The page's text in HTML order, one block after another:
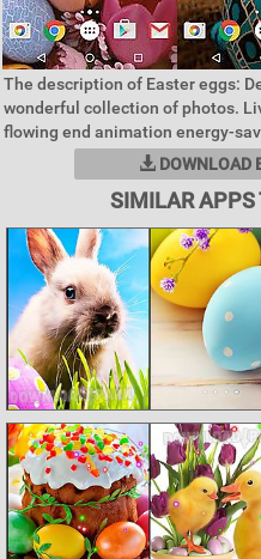
The description of Easter eggs:
wonderful collection of photos.
flowing end animation energy-
DOWNLOAD
SIMILAR APPS